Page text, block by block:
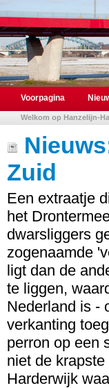
Voorpagina
Welkom op Hanzelijn-
Zuid
Een extraatje
het
dwarsliggers
zogenaamde
ligt dan de
te liggen,
Nederland is -
verkanting
perron op een
niet de
Harderwijk